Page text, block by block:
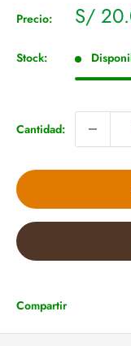
Precio: Precio
de
venta
S/
Stock:
Cantidad:
Compartir